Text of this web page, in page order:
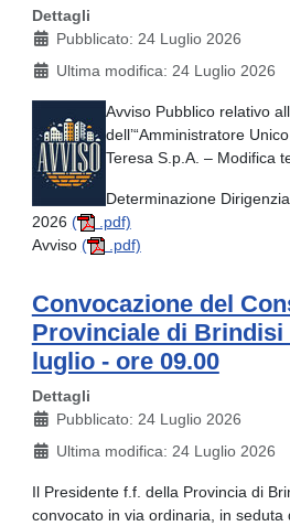
Dettagli
Pubblicato: 24 Luglio 2026
Ultima modifica: 24 Luglio 2026
Avviso Pubblico relativo
dell’“Amministratore
Teresa S.p.A. – Modifica
Determinazione
2026 (
.pdf)
Avviso ( .pdf)
Convocazione del
Provinciale di Brindisi
luglio - ore 09.00
Dettagli
Pubblicato: 24 Luglio 2026
Ultima modifica: 24 Luglio 2026
Il Presidente f.f. della Provincia di
convocato in via ordinaria, in